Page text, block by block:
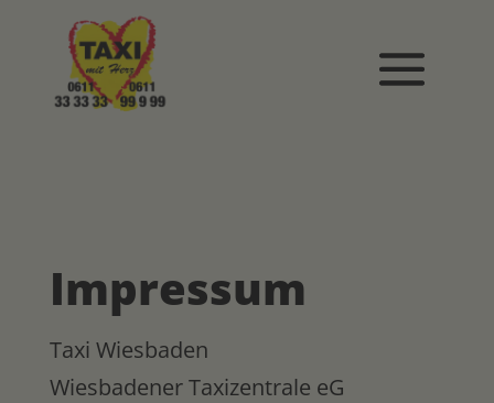
Impressum
Taxi Wiesbaden
Wiesbadener Taxizentrale eG